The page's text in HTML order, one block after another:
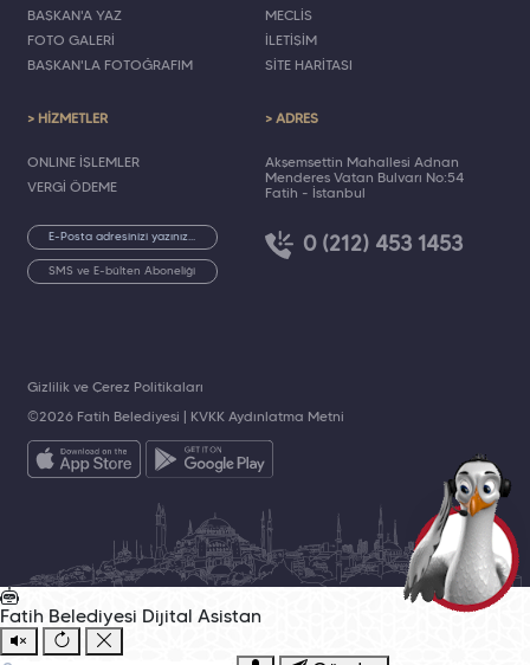
BAŞKAN'A YAZ
FOTO GALERİ
BAŞKAN'LA FOTOĞRAFIM
MECLİS
İLETİŞİM
SİTE HARİTASI
> HİZMETLER
ONLINE İŞLEMLER
VERGİ ÖDEME
SMS ve E-bülten Aboneliği
> ADRES
Akşemsettin Mahallesi Adnan
Menderes Vatan Bulvarı No:54
Fatih - İstanbul
0 (212) 453 1453
©2026 Fatih Belediyesi | KVKK Aydınlatma Metni
Gizlilik ve Çerez Politikaları
Fatih Belediyesi Dijital Asistan